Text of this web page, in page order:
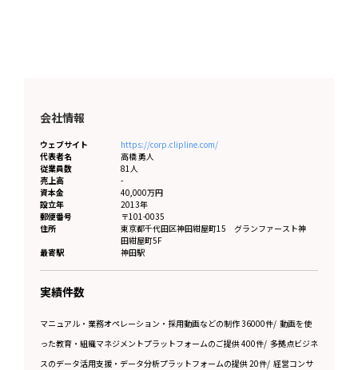
会社情報
ウェブサイト
https://corp.clipline.com/
代表者名
高橋 勇人
従業員数
81人
売上高
-
資本金
40,000万円
設立年
2013年
郵便番号
〒101-0035
住所
東京都千代田区神田紺屋町15 グランファースト神
田紺屋町5F
最寄駅
神田駅
実績件数
マニュアル・業務オペレーション・採用動画などの制作 36000件/ 動画を使
った教育・組織マネジメントプラットフォームのご提供 400件/ 多拠点ビジネ
スのデータ活用支援・データ分析プラットフォームの提供 20件/ 経営コンサ